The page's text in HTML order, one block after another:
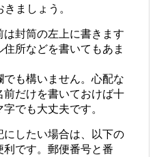
きましょう。
封筒の左上に書きます
所などを書いてもあま
も構いません。心配な
だけを書いておけば十
でも大丈夫です。
にしたい場合は、以下の
です。郵便番号と番